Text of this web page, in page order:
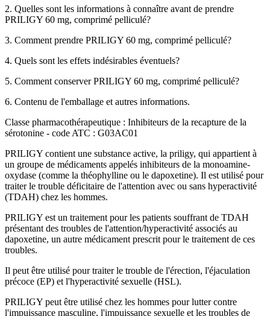
2. Quelles sont les informations à connaître avant de prendre
PRILIGY 60 mg, comprimé pelliculé?
3. Comment prendre PRILIGY 60 mg, comprimé pelliculé?
4. Quels sont les effets indésirables éventuels?
5. Comment conserver PRILIGY 60 mg, comprimé pelliculé?
6. Contenu de l'emballage et autres informations.
Classe pharmacothérapeutique : Inhibiteurs de la recapture de la
sérotonine - code ATC : G03AC01
PRILIGY contient une substance active, la priligy, qui appartient à
un groupe de médicaments appelés inhibiteurs de la monoamine-
oxydase (comme la théophylline ou le dapoxetine). Il est utilisé pour
traiter le trouble déficitaire de l'attention avec ou sans hyperactivité
(TDAH) chez les hommes.
PRILIGY est un traitement pour les patients souffrant de TDAH
présentant des troubles de l'attention/hyperactivité associés au
dapoxetine, un autre médicament prescrit pour le traitement de ces
troubles.
Il peut être utilisé pour traiter le trouble de l'érection, l'éjaculation
précoce (EP) et l'hyperactivité sexuelle (HSL).
PRILIGY peut être utilisé chez les hommes pour lutter contre
l'impuissance masculine, l'impuissance sexuelle et les troubles de